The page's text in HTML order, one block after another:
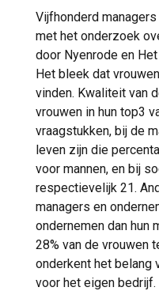
Vijfhonderd
met het onderzoek
door Nyenrode en
Het bleek dat
vinden. Kwaliteit van
vrouwen in hun top3
vraagstukken, bij de
leven zijn die
voor mannen, en bij
respectievelijk 21.
managers en
ondernemen dan hun
28% van de vrouwen
onderkent het belang
voor het eigen bedrijf.